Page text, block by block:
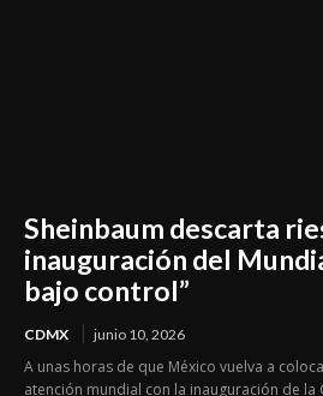
Sheinbaum descarta
inauguración del
bajo control”
CDMX junio 10, 2026
A unas horas de que México vuelva a
atención mundial con la inauguración de la